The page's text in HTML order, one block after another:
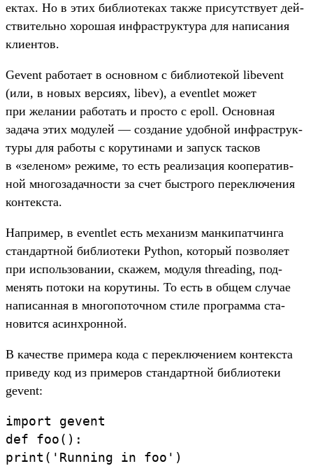
ектах. Но в этих биб­лиоте­ках так­же при­сутс­тву­ет дей­
стви­тель­но хорошая инфраструк­тура для написа­ния
кли­ентов.
Gevent работа­ет в основном с биб­лиоте­кой libevent
(или, в новых вер­сиях, libev), а eventlet может
при желании работать и прос­то с epoll. Основная
задача этих модулей — соз­дание удоб­ной инфраструк­
туры для работы с корути­нами и запуск тас­ков
в «зеленом» режиме, то есть реали­зация коопе­ратив­
ной мно­гоза­дач­ности за счет быс­тро­го перек­лючения
кон­тек­ста.
Нап­ример, в eventlet есть механизм ман­кипат­чинга
стан­дар­тной биб­лиоте­ки Python, который поз­воля­ет
при исполь­зовании, ска­жем, модуля threading, под­
менять потоки на корути­ны. То есть в общем слу­чае
написан­ная в мно­гопо­точ­ном сти­ле прог­рамма ста­
новит­ся асин­хрон­ной.
В качес­тве при­мера кода с перек­лючени­ем кон­тек­ста
при­веду код из при­меров стан­дар­тной биб­лиоте­ки
gevent:
import
gevent
def
foo() :
print ( 'Running in foo' )